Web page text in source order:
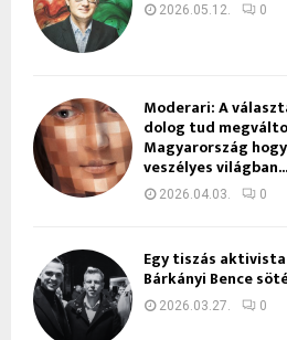
2026.05.12. 0
Moderari: A
dolog tud
Magyarország
veszélyes világban...
2026.04.03. 0
Egy tiszás
Bárkányi Bence
2026.03.27. 0